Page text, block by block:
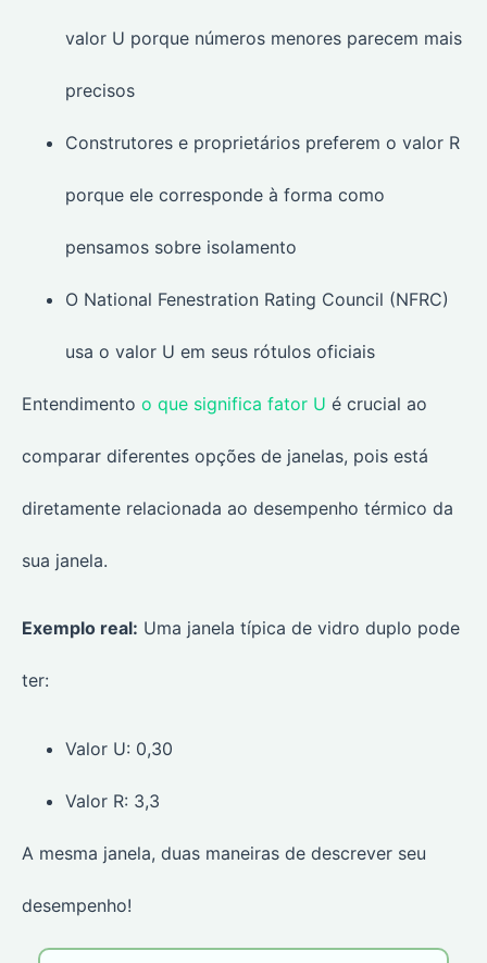
valor U porque números menores parecem mais
precisos
Construtores e proprietários preferem o valor R
porque ele corresponde à forma como
pensamos sobre isolamento
O National Fenestration Rating Council (NFRC)
usa o valor U em seus rótulos oficiais
Entendimento o que significa fator U é crucial ao
comparar diferentes opções de janelas, pois está
diretamente relacionada ao desempenho térmico da
sua janela.
Exemplo real: Uma janela típica de vidro duplo pode
ter:
Valor U: 0,30
Valor R: 3,3
A mesma janela, duas maneiras de descrever seu
desempenho!